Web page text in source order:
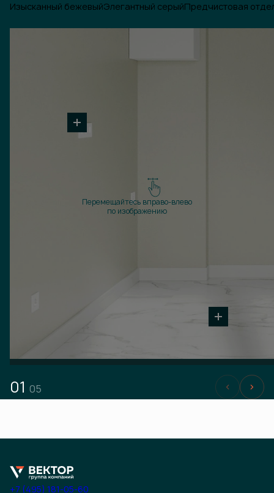
Изысканный бежевыйЭлегантный серыйПредчистовая
Перемещайтесь вправо-влево
по изображению
01 05
+7 (495) 181-05-60